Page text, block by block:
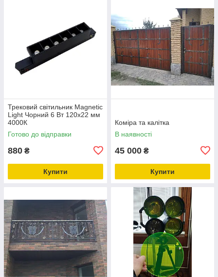
Трековий світильник Маgnetic
Light Чорний 6 Вт 120х22 мм
4000К
Готово до відправки
880 ₴
Купити
Коміра та калітка
В наявності
45 000 ₴
Купити